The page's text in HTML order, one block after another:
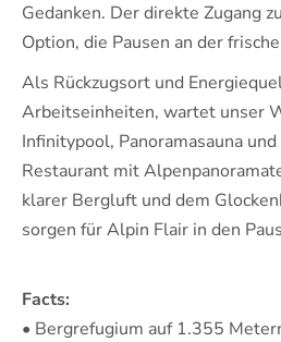
Gedanken. Der direkte Zugang
Option, die Pausen an der
Als Rückzugsort und
Arbeitseinheiten, wartet unser
Infinitypool, Panoramasauna
Restaurant mit
klarer Bergluft und dem
sorgen für Alpin Flair in den
Facts:
• Bergrefugium auf 1.355